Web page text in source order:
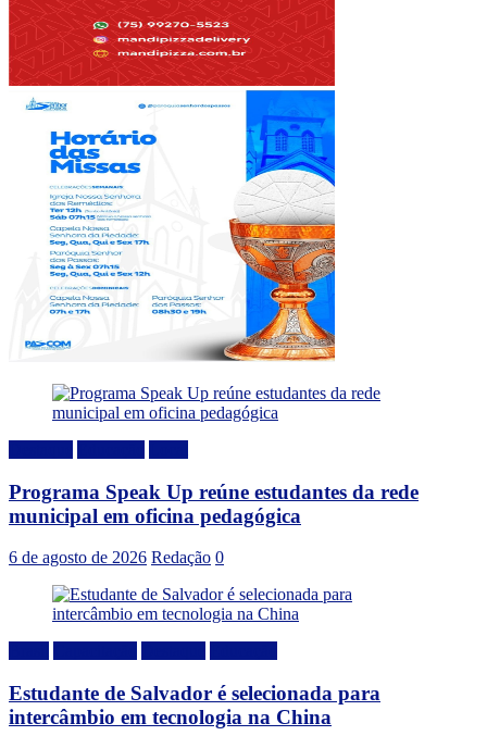
Programa Speak Up reúne estudantes da rede
municipal em oficina pedagógica
6 de agosto de 2026 Redação 0
Estudante de Salvador é selecionada para
intercâmbio em tecnologia na China